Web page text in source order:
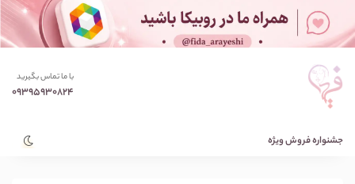
با ما تماس بگیرید
09395930824
جشنواره فروش ویژه